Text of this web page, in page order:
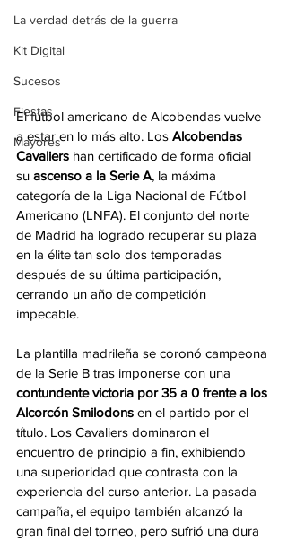
La verdad detrás de la guerra
Kit Digital
Sucesos
Fiestas
Mayores
El fútbol americano de Alcobendas vuelve
a estar en lo más alto. Los Alcobendas
Cavaliers han certificado de forma oficial
su ascenso a la Serie A, la máxima
categoría de la Liga Nacional de Fútbol
Americano (LNFA). El conjunto del norte
de Madrid ha logrado recuperar su plaza
en la élite tan solo dos temporadas
después de su última participación,
cerrando un año de competición
impecable.
La plantilla madrileña se coronó campeona
de la Serie B tras imponerse con una
contundente victoria por 35 a 0 frente a los
Alcorcón Smilodons en el partido por el
título. Los Cavaliers dominaron el
encuentro de principio a fin, exhibiendo
una superioridad que contrasta con la
experiencia del curso anterior. La pasada
campaña, el equipo también alcanzó la
gran final del torneo, pero sufrió una dura